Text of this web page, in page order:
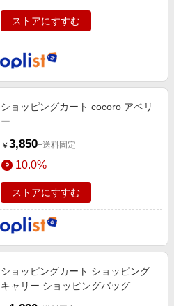
ストアにすすむ
ショッピングカート cocoro アベリ
ー
￥ 3,850+送料固定
10.0%
ストアにすすむ
ショッピングカート ショッピング
キャリー ショッピングバッグ